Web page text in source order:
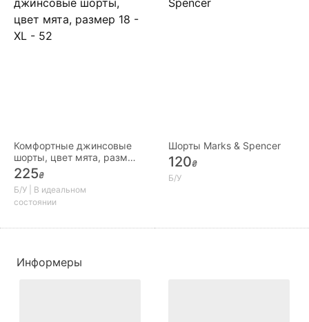
Комфортные джинсовые
шорты, цвет мята, размер
18 - XL - 52
225₴
Б/У | В идеальном
состоянии
Шорты Marks & Spencer
120₴
Б/У
Информеры